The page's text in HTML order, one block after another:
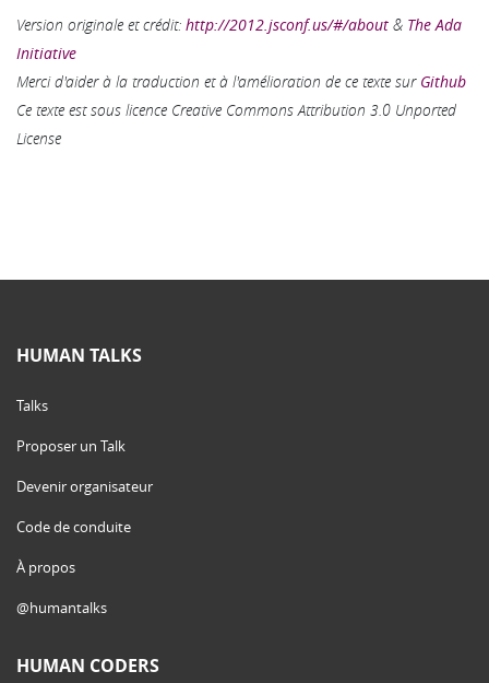
Version originale et crédit: http://2012.jsconf.us/#/about & The Ada
Initiative
Merci d'aider à la traduction et à l'amélioration de ce texte sur Github
Ce texte est sous licence Creative Commons Attribution 3.0 Unported
License
HUMAN TALKS
Talks
Proposer un Talk
Devenir organisateur
Code de conduite
À propos
@humantalks
HUMAN CODERS